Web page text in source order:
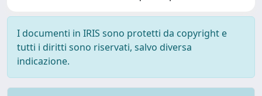
I documenti in IRIS sono protetti da copyright e
tutti i diritti sono riservati, salvo diversa
indicazione.